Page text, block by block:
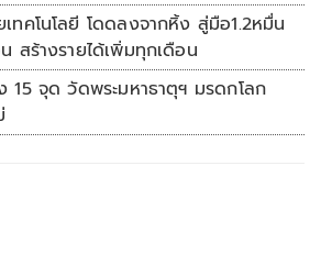
เทคโนโลยี โดดลงจากหิ้ง สู่มือ1.2หมื่น
สร้างรายได้เพิ่มทุกเดือน
15 จุด วัดพระมหาธาตุฯ มรดกโลก